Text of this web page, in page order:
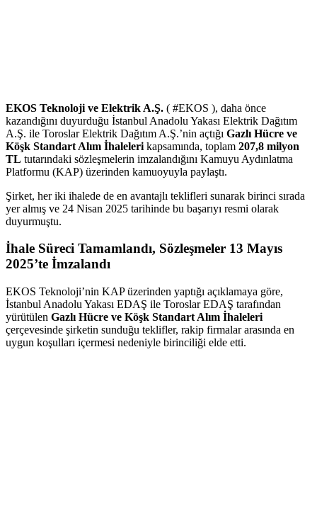
EKOS Teknoloji ve Elektrik A.Ş. ( #EKOS ), daha önce
kazandığını duyurduğu İstanbul Anadolu Yakası Elektrik Dağıtım
A.Ş. ile Toroslar Elektrik Dağıtım A.Ş.’nin açtığı Gazlı Hücre ve
Köşk Standart Alım İhaleleri kapsamında, toplam 207,8 milyon
TL tutarındaki sözleşmelerin imzalandığını Kamuyu Aydınlatma
Platformu (KAP) üzerinden kamuoyuyla paylaştı.
Şirket, her iki ihalede de en avantajlı teklifleri sunarak birinci sırada
yer almış ve 24 Nisan 2025 tarihinde bu başarıyı resmi olarak
duyurmuştu.
İhale Süreci Tamamlandı, Sözleşmeler 13 Mayıs
2025’te İmzalandı
EKOS Teknoloji’nin KAP üzerinden yaptığı açıklamaya göre,
İstanbul Anadolu Yakası EDAŞ ile Toroslar EDAŞ tarafından
yürütülen Gazlı Hücre ve Köşk Standart Alım İhaleleri
çerçevesinde şirketin sunduğu teklifler, rakip firmalar arasında en
uygun koşulları içermesi nedeniyle birinciliği elde etti.